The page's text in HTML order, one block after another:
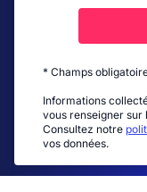
* Champs
Informations
vous renseigner
Consultez notre
vos données.